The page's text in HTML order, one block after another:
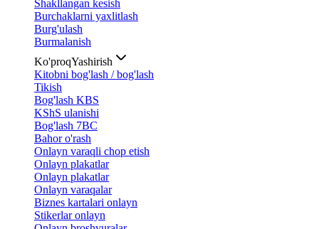
Shakllangan kesish
Burchaklarni yaxlitlash
Burg'ulash
Burmalanish
Ko'proqYashirish
Kitobni bog'lash / bog'lash
Tikish
Bog'lash KBS
KShS ulanishi
Bog'lash 7BC
Bahor o'rash
Onlayn varaqli chop etish
Onlayn plakatlar
Onlayn plakatlar
Onlayn varaqalar
Biznes kartalari onlayn
Stikerlar onlayn